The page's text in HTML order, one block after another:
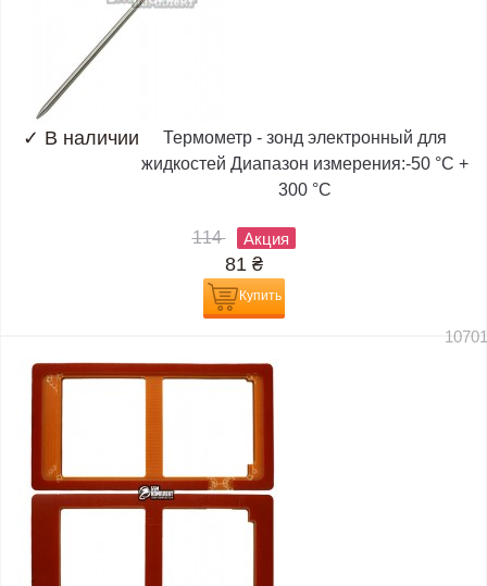
✓ В наличии
Термометр - зонд электронный для
жидкостей Диапазон измерения:-50 °C +
300 °C
114 Акция
81 ₴
Купить